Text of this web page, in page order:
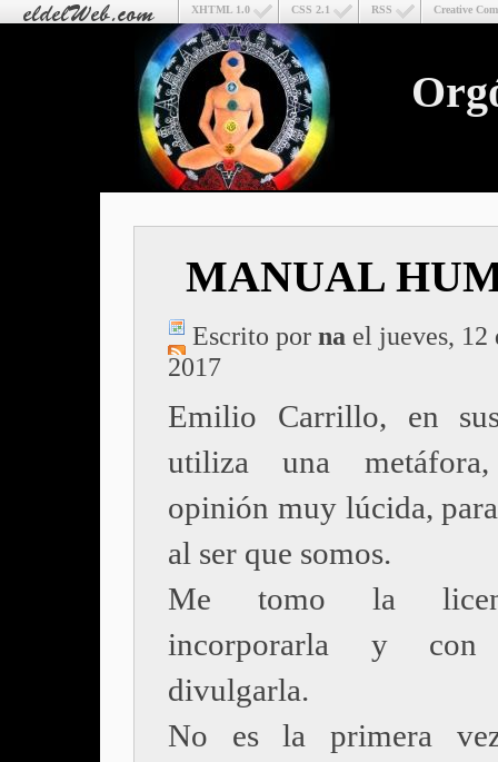
Creative
RSS
CSS 2.1
XHTML 1.0
MANUAL
Escrito por na el jueves, 12
2017
Emilio Carrillo, en
utiliza una
opinión muy lúcida,
al ser que somos.
Me tomo la
incorporarla y con
divulgarla.
No es la primera